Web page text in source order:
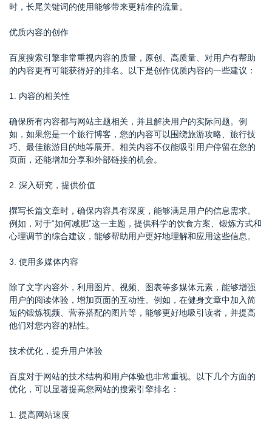
时，长尾关键词的使用能够带来更精准的流量。
优质内容的创作
百度搜索引擎非常重视内容的质量，原创、高质量、对用户有帮助
的内容更有可能获得好的排名。以下是创作优质内容的一些建议：
1. 内容的相关性
确保所有内容都与网站主题相关，并且解决用户的实际问题。例
如，如果您是一个旅行博客，您的内容可以围绕旅游攻略、旅行技
巧、最佳旅游目的地等展开。相关内容不仅能吸引用户停留在您的
页面，还能增加分享和外部链接的机会。
2. 深入研究，提供价值
撰写长篇文章时，确保内容具有深度，能够满足用户的信息需求。
例如，对于“如何减肥”这一主题，提供科学的饮食方案、锻炼方式和
心理调节的综合建议，能够帮助用户更好地理解和应用这些信息。
3. 使用多媒体内容
除了文字内容外，利用图片、视频、图表等多媒体元素，能够增强
用户的阅读体验，增加页面的互动性。例如，在健身文章中加入简
短的锻炼视频、营养搭配的图片等，能够更好地吸引读者，并提高
他们对您内容的粘性。
技术优化，提升用户体验
百度对于网站的技术结构和用户体验也非常重视。以下几个方面的
优化，可以显著提高您网站的搜索引擎排名：
1. 提高网站速度